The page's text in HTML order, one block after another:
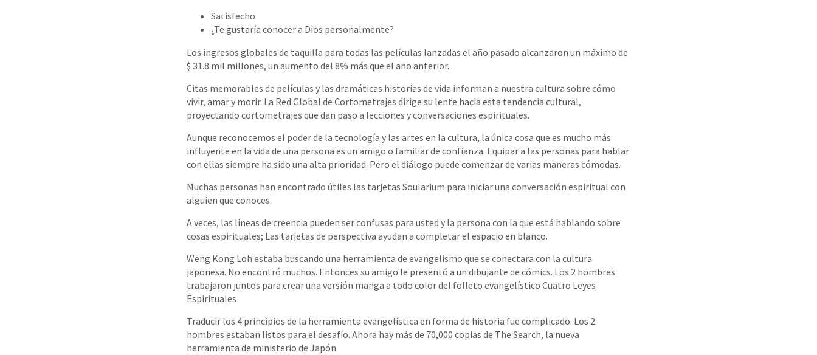
Satisfecho
¿Te gustaría conocer a Dios personalmente?
Los ingresos globales de taquilla para todas las películas lanzadas el año pasado alcanzaron un máximo de
$ 31.8 mil millones, un aumento del 8% más que el año anterior.
Citas memorables de películas y las dramáticas historias de vida informan a nuestra cultura sobre cómo
vivir, amar y morir. La Red Global de Cortometrajes dirige su lente hacia esta tendencia cultural,
proyectando cortometrajes que dan paso a lecciones y conversaciones espirituales.
Aunque reconocemos el poder de la tecnología y las artes en la cultura, la única cosa que es mucho más
influyente en la vida de una persona es un amigo o familiar de confianza. Equipar a las personas para hablar
con ellas siempre ha sido una alta prioridad. Pero el diálogo puede comenzar de varias maneras cómodas.
Muchas personas han encontrado útiles las tarjetas Soularium para iniciar una conversación espiritual con
alguien que conoces.
A veces, las líneas de creencia pueden ser confusas para usted y la persona con la que está hablando sobre
cosas espirituales; Las tarjetas de perspectiva ayudan a completar el espacio en blanco.
Weng Kong Loh estaba buscando una herramienta de evangelismo que se conectara con la cultura
japonesa. No encontró muchos. Entonces su amigo le presentó a un dibujante de cómics. Los 2 hombres
trabajaron juntos para crear una versión manga a todo color del folleto evangelístico Cuatro Leyes
Espirituales
Traducir los 4 principios de la herramienta evangelística en forma de historia fue complicado. Los 2
hombres estaban listos para el desafío. Ahora hay más de 70,000 copias de The Search, la nueva
herramienta de ministerio de Japón.